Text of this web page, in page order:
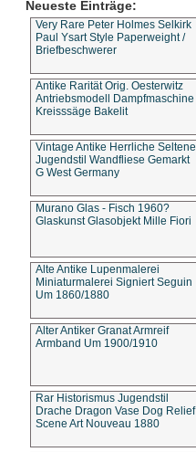
Neueste Einträge:
Very Rare Peter Holmes Selkirk
Paul Ysart Style Paperweight /
Briefbeschwerer
Antike Rarität Orig. Oesterwitz
Antriebsmodell Dampfmaschine
Kreisssäge Bakelit
Vintage Antike Herrliche Seltene
Jugendstil Wandfliese Gemarkt
G West Germany
Murano Glas - Fisch 1960?
Glaskunst Glasobjekt Mille Fiori
Alte Antike Lupenmalerei
Miniaturmalerei Signiert Seguin
Um 1860/1880
Alter Antiker Granat Armreif
Armband Um 1900/1910
Rar Historismus Jugendstil
Drache Dragon Vase Dog Relief
Scene Art Nouveau 1880